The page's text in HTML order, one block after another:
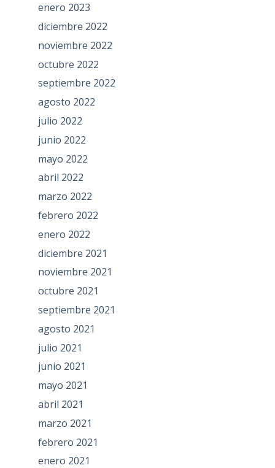
enero 2023
diciembre 2022
noviembre 2022
octubre 2022
septiembre 2022
agosto 2022
julio 2022
junio 2022
mayo 2022
abril 2022
marzo 2022
febrero 2022
enero 2022
diciembre 2021
noviembre 2021
octubre 2021
septiembre 2021
agosto 2021
julio 2021
junio 2021
mayo 2021
abril 2021
marzo 2021
febrero 2021
enero 2021